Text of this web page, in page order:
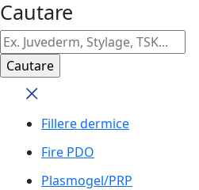
Cautare
Fillere dermice
Fire PDO
Plasmogel/PRP